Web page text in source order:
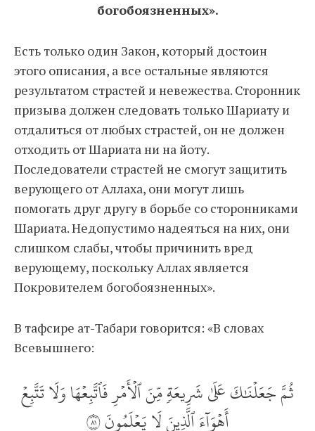
богобоязненных».
Есть только один Закон, который достоин
этого описания, а все остальные являются
результатом страстей и невежества. Сторонник
призыва должен следовать только Шариату и
отдалиться от любых страстей, он не должен
отходить от Шариата ни на йоту.
Последователи страстей не смогут защитить
верующего от Аллаха, они могут лишь
помогать друг другу в борьбе со сторонниками
Шариата. Недопустимо надеяться на них, они
слишком слабы, чтобы причинить вред
верующему, поскольку Аллах является
Покровителем богобоязненных».
В тафсире ат-Табари говорится: «В словах
Всевышнего:
ثُمَّ جَعَلۡنَٰكَ عَلَىٰ شَرِيعَةٖ مِّنَ ٱلۡأَمۡرِ فَٱتَّبِعۡهَا وَلَا تَتَّبِعۡ
أَهۡوَآءَ ٱلَّذِينَ لَا يَعۡلَمُونَ ١٨